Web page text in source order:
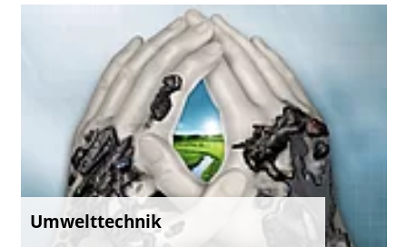
Umwelttechnik